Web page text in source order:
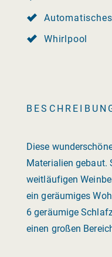
Whirlpool
Diese
Materialien gebaut.
weitläufigen
ein geräumiges
6 geräumige
einen großen